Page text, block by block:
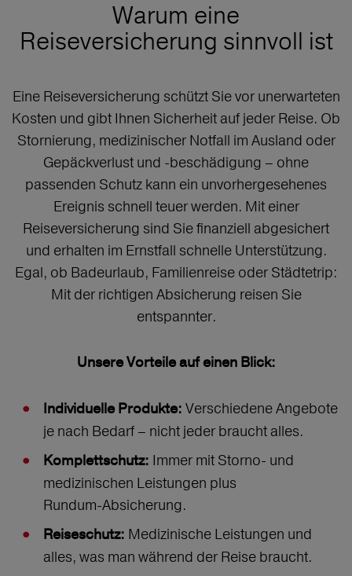
Warum eine
Reiseversicherung sinnvoll ist
Eine Reiseversicherung schützt Sie vor unerwarteten
Kosten und gibt Ihnen Sicherheit auf jeder Reise. Ob
Stornierung, medizinischer Notfall im Ausland oder
Gepäckverlust und -beschädigung – ohne
passenden Schutz kann ein unvorhergesehenes
Ereignis schnell teuer werden. Mit einer
Reiseversicherung sind Sie finanziell abgesichert
und erhalten im Ernstfall schnelle Unterstützung.
Egal, ob Badeurlaub, Familienreise oder Städtetrip:
Mit der richtigen Absicherung reisen Sie
entspannter.
Unsere Vorteile auf einen Blick:
Individuelle Produkte: Verschiedene Angebote
je nach Bedarf – nicht jeder braucht alles.
Komplettschutz: Immer mit Storno‑ und
medizinischen Leistungen plus
Rundum‑Absicherung.
Reiseschutz: Medizinische Leistungen und
alles, was man während der Reise braucht.